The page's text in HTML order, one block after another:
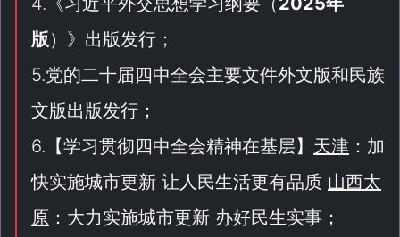
版） 》出版发行；
5.党的二十届四中全会主要文件外文版和民族
文版出版发行；
6.【学习贯彻四中全会精神在基层】 天津 ：加
快实施城市更新 让人民生活更有品质 山西太
原 ：大力实施城市更新 办好民生实事；